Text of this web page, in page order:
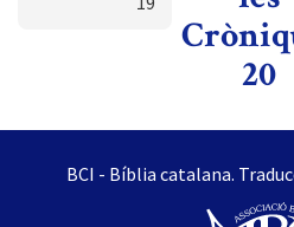
20
BCI - Bíblia catalana.